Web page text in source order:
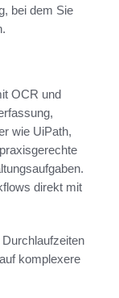
bei dem Sie
OCR und
wie UiPath,
direkt mit
komplexere